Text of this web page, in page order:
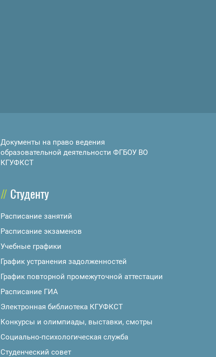
Документы на право ведения
образовательной деятельности ФГБОУ ВО
КГУФКСТ
Студенту
Расписание занятий
Расписание экзаменов
Учебные графики
График устранения задолженностей
График повторной промежуточной аттестации
Расписание ГИА
Электронная библиотека КГУФКСТ
Конкурсы и олимпиады, выставки, смотры
Социально-психологическая служба
Студенческий совет